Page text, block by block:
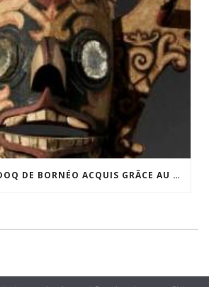
UN MASQUE HUDOQ DE BORNÉO ACQUIS GRÂCE AU SOUTIEN DU CERCLE LÉVI-STRAUSS